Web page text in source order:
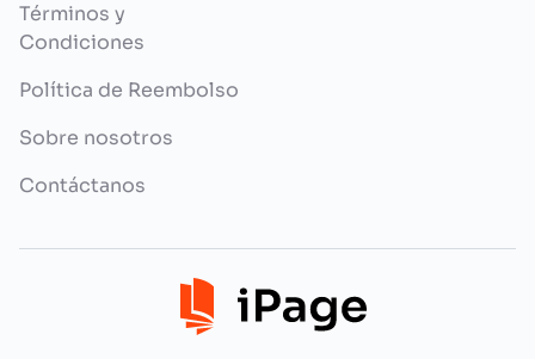
Términos y
Condiciones
Política de Reembolso
Sobre nosotros
Contáctanos